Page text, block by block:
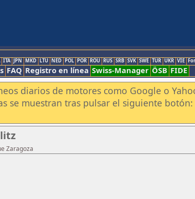
ITA JPN MKD LTU NED POL POR ROU RUS SRB SVK SWE TUR UKR VIE
FAQ Registro en línea Swiss-Manager ÖSB FIDE
diarios de motores como Google o
se muestran tras pulsar el siguiente botón:
Zaragoza